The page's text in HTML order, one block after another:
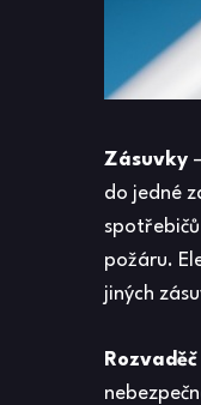
Zásuvky
do jedné
požáru.
jiných
Rozvaděč